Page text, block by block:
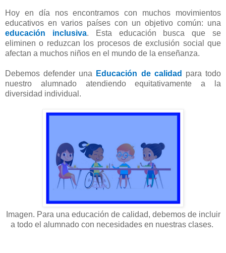
Hoy en día nos encontramos con muchos movimientos
educativos en varios países con un objetivo común: una
educación inclusiva. Esta educación busca que se
eliminen o reduzcan los procesos de exclusión social que
afectan a muchos niños en el mundo de la enseñanza.
Debemos defender una Educación de calidad
para todo
nuestro alumnado atendiendo equitativamente a la
diversidad individual.
Imagen. Para una educación de calidad, debemos de incluir
a todo el alumnado con necesidades en nuestras clases.